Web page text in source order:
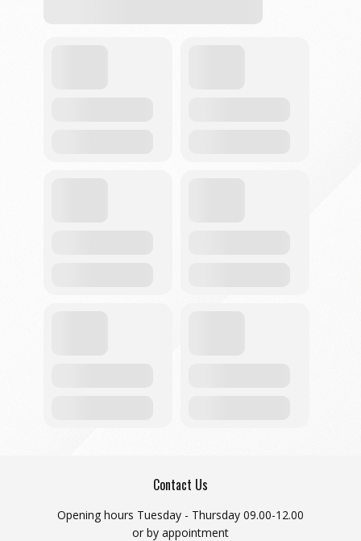
Contact Us
Opening hours Tuesday - Thursday 09.00-12.00
or by appointment